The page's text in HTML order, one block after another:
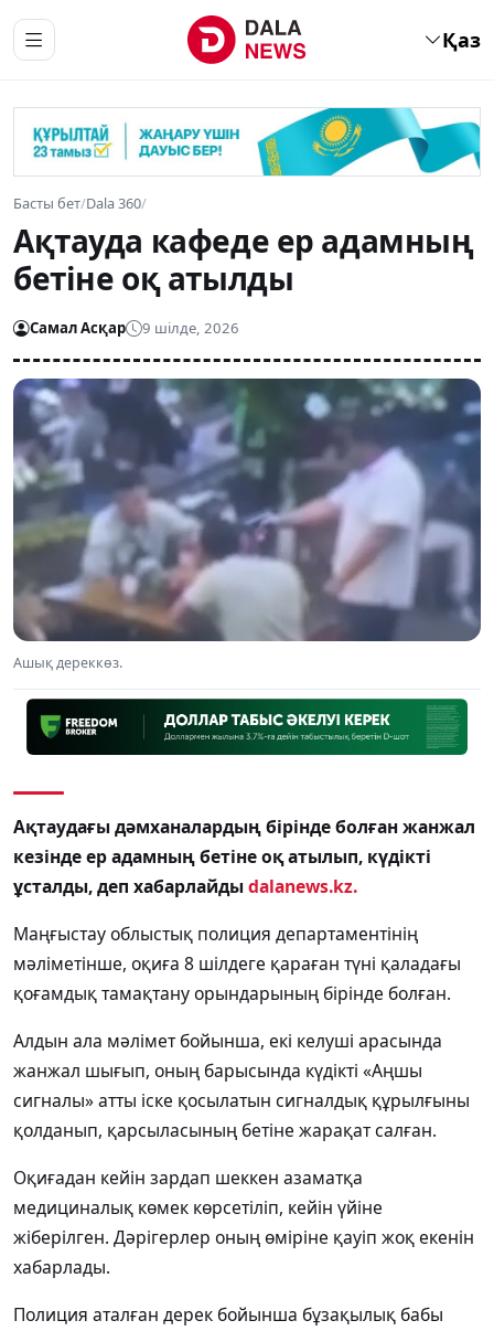
Қаз
Басты бет/Dala 360/
Ақтауда кафеде ер адамның
бетіне оқ атылды
Самал Асқар 9 шілде, 2026
Ашық дереккөз.
Ақтаудағы дәмханалардың бірінде болған жанжал
кезінде ер адамның бетіне оқ атылып, күдікті
ұсталды, деп хабарлайды dalanews.kz.
Маңғыстау облыстық полиция департаментінің
мәліметінше, оқиға 8 шілдеге қараған түні қаладағы
қоғамдық тамақтану орындарының бірінде болған.
Алдын ала мәлімет бойынша, екі келуші арасында
жанжал шығып, оның барысында күдікті «Аңшы
сигналы» атты іске қосылатын сигналдық құрылғыны
қолданып, қарсыласының бетіне жарақат салған.
Оқиғадан кейін зардап шеккен азаматқа
медициналық көмек көрсетіліп, кейін үйіне
жіберілген. Дәрігерлер оның өміріне қауіп жоқ екенін
хабарлады.
Полиция аталған дерек бойынша бұзақылық бабы